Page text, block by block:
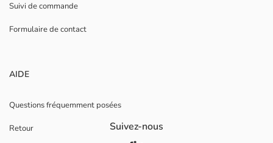
Suivi de commande
Formulaire de contact
AIDE
Questions fréquemment posées
Retour Suivez-nous